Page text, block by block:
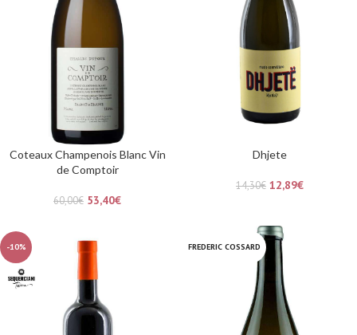
Coteaux Champenois Blanc Vin
de Comptoir
60,00€ 53,40€
Dhjete
14,30€ 12,89€
-10% FREDERIC COSSARD